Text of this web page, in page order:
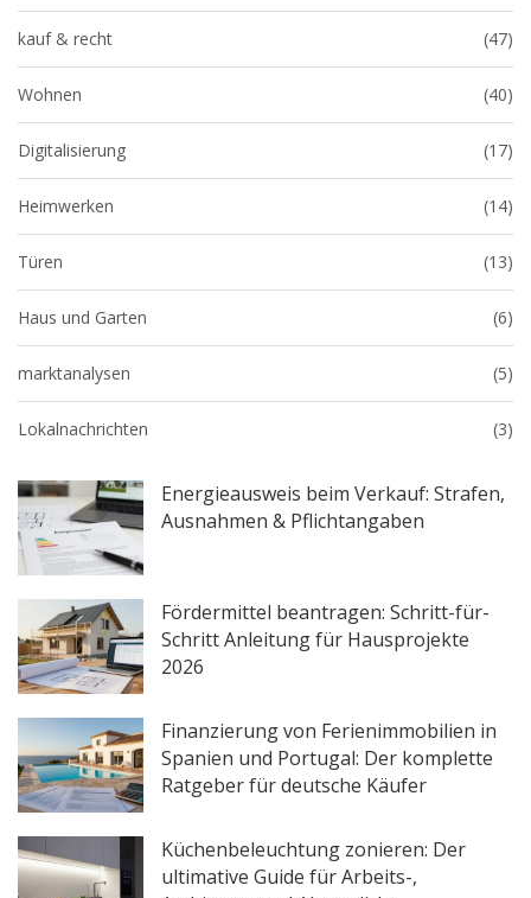
kauf & recht (47)
Wohnen (40)
Digitalisierung (17)
Heimwerken (14)
Türen (13)
Haus und Garten (6)
marktanalysen (5)
Lokalnachrichten (3)
Energieausweis beim Verkauf: Strafen,
Ausnahmen & Pflichtangaben
Fördermittel beantragen: Schritt-für-
Schritt Anleitung für Hausprojekte
2026
Finanzierung von Ferienimmobilien in
Spanien und Portugal: Der komplette
Ratgeber für deutsche Käufer
Küchenbeleuchtung zonieren: Der
ultimative Guide für Arbeits-,